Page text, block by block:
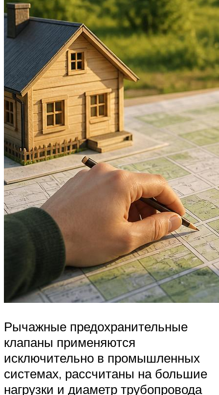
Рычажные предохранительные
клапаны применяются
исключительно в промышленных
системах, рассчитаны на большие
нагрузки и диаметр трубопровода